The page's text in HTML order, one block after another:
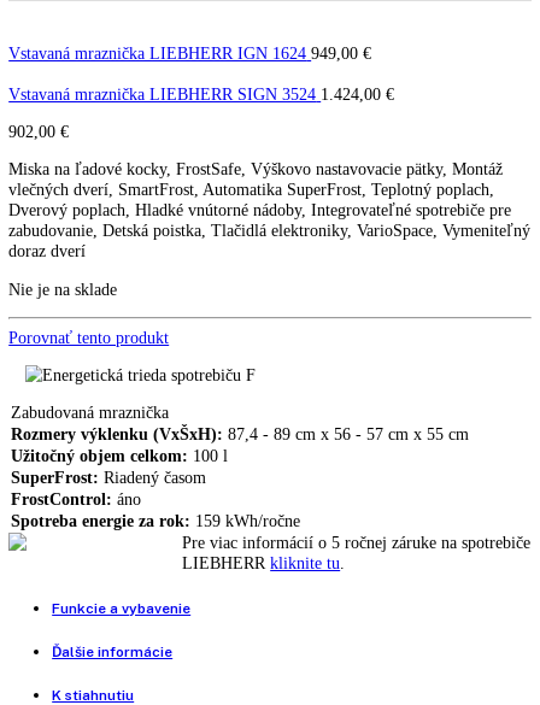
Vstavaná mraznička
LIEBHERR IGS 1624
IGS 1624
Vstavaná mraznička LIEBHERR IGN 1624
Vstavaná mraznička LIEBHERR SIGN 3524
902,00€
Miska na ľadové kocky, FrostSafe, Výškovo nastavovacie pätky,
vlečných dverí, SmartFrost, Automatika SuperFrost, Teplotný
Dverový poplach, Hladké vnútorné nádoby, Integrovateľné
zabudovanie, Detská poistka, Tlačidlá elektroniky, VarioSpace,
Nie je na sklade
Porovnať tento produkt